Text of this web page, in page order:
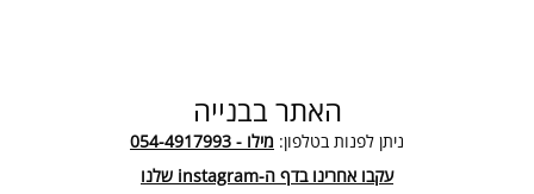
האתר בבנייה
ניתן לפנות בטלפון: מילו - 054-4917993
עקבו אחרינו בדף ה-instagram שלנו